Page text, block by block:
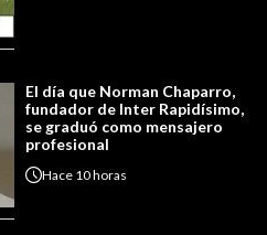
El día que Norman Chaparro,
fundador de Inter Rapidísimo,
se graduó como mensajero
profesional
Hace 10 horas